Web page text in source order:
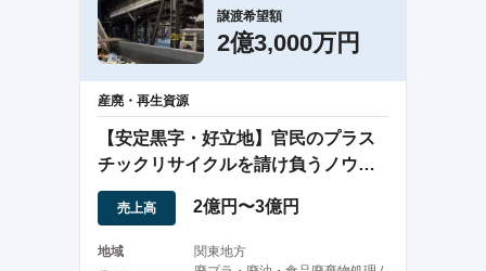
譲渡希望額
2億3,000万円
産廃・再生資源
【安定黒字・好立地】官民のプラス
チックリサイクルを請け負うノウハ
ウ豊富な企業
売上高 2億円〜3億円
地域
関東地方